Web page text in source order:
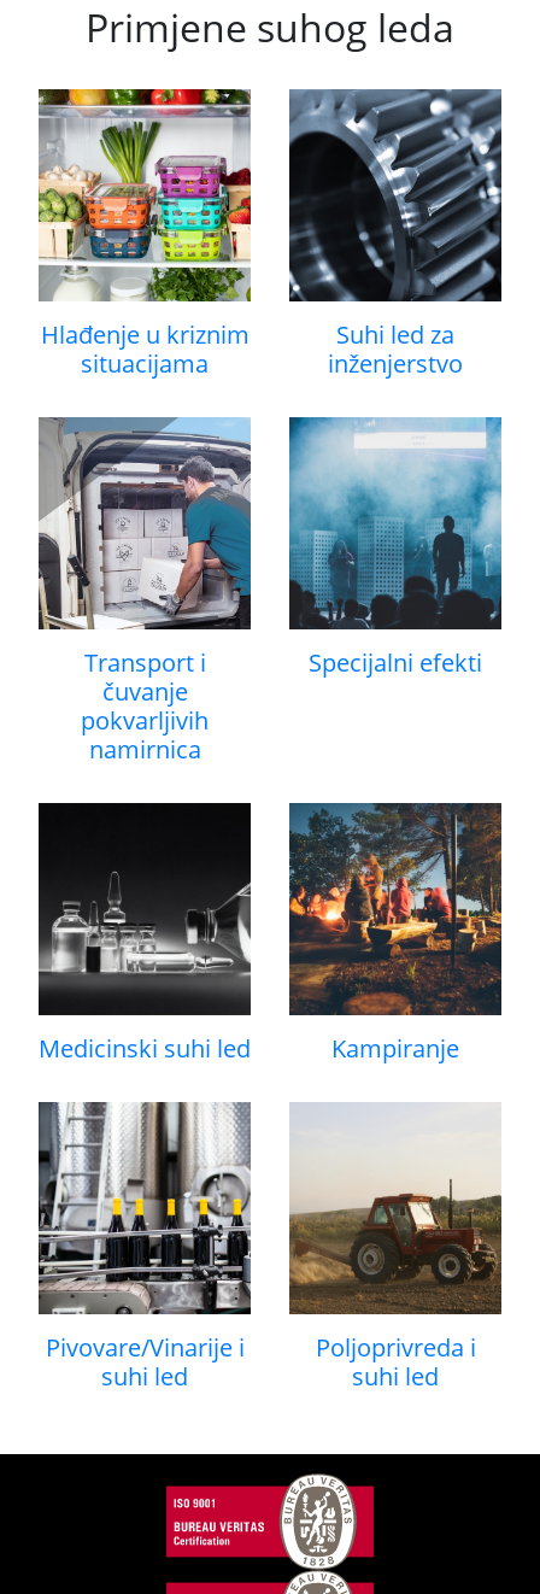
Primjene suhog leda
Hlađenje u kriznim
situacijama
Suhi led za
inženjerstvo
Transport i
čuvanje
pokvarljivih
namirnica
Specijalni efekti
Medicinski suhi led Kampiranje
Pivovare/Vinarije i
suhi led
Poljoprivreda i
suhi led